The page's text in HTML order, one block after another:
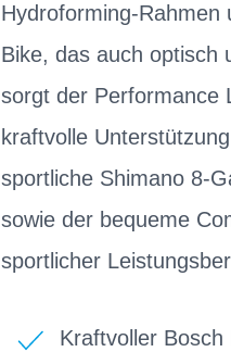
Hydroforming-Rahmen
Bike, das auch optisch
sorgt der Performance
kraftvolle
sportliche Shimano 8-
sowie der bequeme
sportlicher
Kraftvoller